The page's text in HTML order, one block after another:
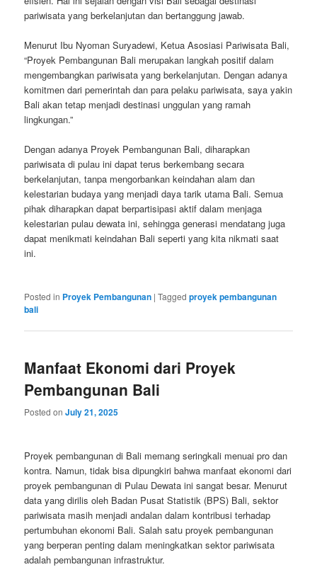
pariwisata yang berkelanjutan dan bertanggung jawab.
Menurut Ibu Nyoman Suryadewi, Ketua Asosiasi Pariwisata Bali,
“Proyek Pembangunan Bali merupakan langkah positif dalam
mengembangkan pariwisata yang berkelanjutan. Dengan adanya
komitmen dari pemerintah dan para pelaku pariwisata, saya yakin
Bali akan tetap menjadi destinasi unggulan yang ramah
lingkungan.”
Dengan adanya Proyek Pembangunan Bali, diharapkan
pariwisata di pulau ini dapat terus berkembang secara
berkelanjutan, tanpa mengorbankan keindahan alam dan
kelestarian budaya yang menjadi daya tarik utama Bali. Semua
pihak diharapkan dapat berpartisipasi aktif dalam menjaga
kelestarian pulau dewata ini, sehingga generasi mendatang juga
dapat menikmati keindahan Bali seperti yang kita nikmati saat
ini.
Posted in Proyek Pembangunan |Tagged proyek pembangunan
bali
Manfaat Ekonomi dari Proyek
Pembangunan Bali
Posted onJuly 21, 2025
Proyek pembangunan di Bali memang seringkali menuai pro dan
kontra. Namun, tidak bisa dipungkiri bahwa manfaat ekonomi dari
proyek pembangunan di Pulau Dewata ini sangat besar. Menurut
data yang dirilis oleh Badan Pusat Statistik (BPS) Bali, sektor
pariwisata masih menjadi andalan dalam kontribusi terhadap
pertumbuhan ekonomi Bali. Salah satu proyek pembangunan
yang berperan penting dalam meningkatkan sektor pariwisata
adalah pembangunan infrastruktur.